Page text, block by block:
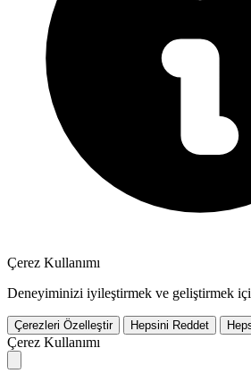
Çerez Kullanımı
Deneyiminizi iyileştirmek ve geliştirmek
Çerezleri Özelleştir Hepsini Reddet
Çerez Kullanımı